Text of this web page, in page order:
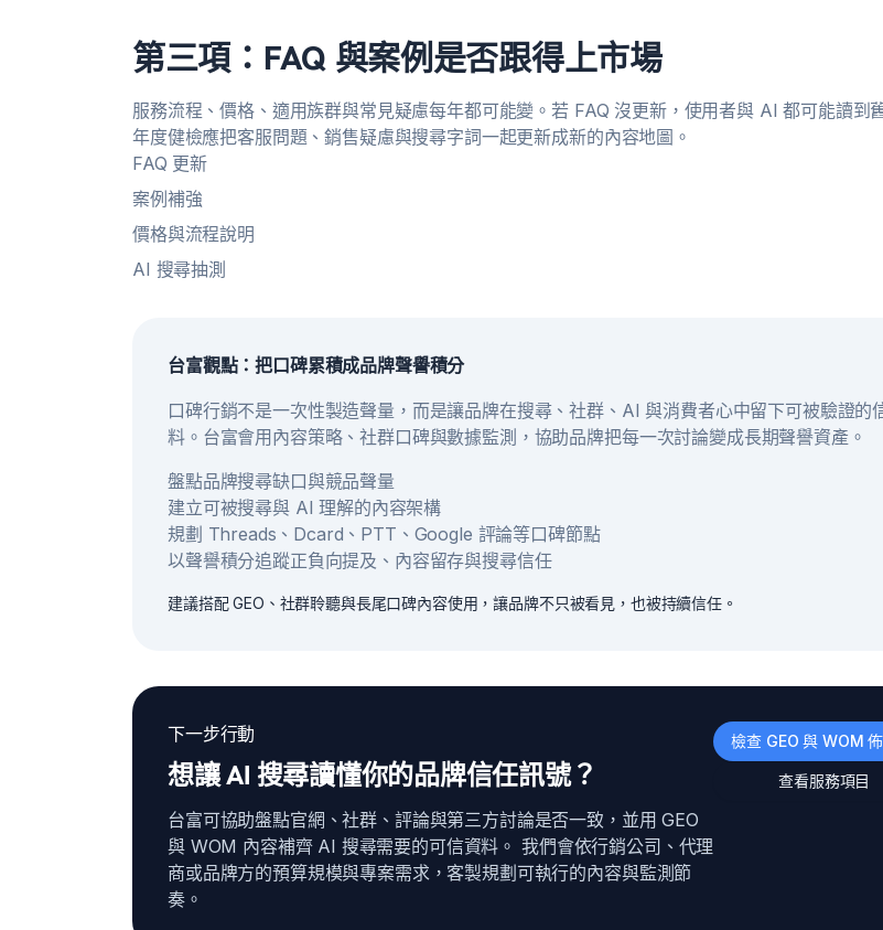
第三項：FAQ 與案例是否跟得上市場
服務流程、價格、適用族群與常見疑慮每年都可能變。若 FAQ 沒更新，使用者與 AI 都可能讀到
年度健檢應把客服問題、銷售疑慮與搜尋字詞一起更新成新的內容地圖。
FAQ 更新
案例補強
價格與流程說明
AI 搜尋抽測
台富觀點：把口碑累積成品牌聲譽積分
口碑行銷不是一次性製造聲量，而是讓品牌在搜尋、社群、AI 與消費者心中留下可被驗證的
料。台富會用內容策略、社群口碑與數據監測，協助品牌把每一次討論變成長期聲譽資產。
盤點品牌搜尋缺口與競品聲量
建立可被搜尋與 AI 理解的內容架構
規劃 Threads、Dcard、PTT、Google 評論等口碑節點
以聲譽積分追蹤正負向提及、內容留存與搜尋信任
建議搭配 GEO、社群聆聽與長尾口碑內容使用，讓品牌不只被看見，也被持續信任。
下一步行動
想讓 AI 搜尋讀懂你的品牌信任訊號？
台富可協助盤點官網、社群、評論與第三方討論是否一致，並用 GEO
與 WOM 內容補齊 AI 搜尋需要的可信資料。 我們會依行銷公司、代理
商或品牌方的預算規模與專案需求，客製規劃可執行的內容與監測節
奏。
檢查 GEO 與 WOM
查看服務項目